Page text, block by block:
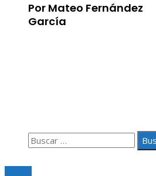
Por Mateo Fernández
García
Buscar: